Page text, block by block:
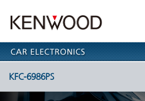
KFC-6986PS